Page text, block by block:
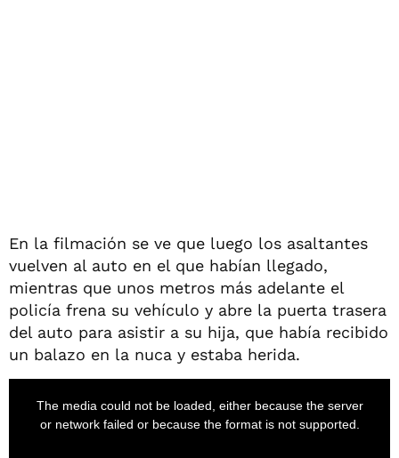
En la filmación se ve que luego los asaltantes
vuelven al auto en el que habían llegado,
mientras que unos metros más adelante el
policía frena su vehículo y abre la puerta trasera
del auto para asistir a su hija, que había recibido
un balazo en la nuca y estaba herida.